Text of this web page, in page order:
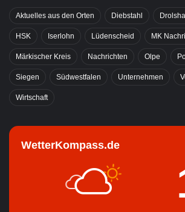
Aktuelles aus den Orten Diebstahl
HSK Iserlohn Lüdenscheid MK
Märkischer Kreis Nachrichten Olpe
Siegen Südwestfalen Unternehmen
Wirtschaft
WetterKompass.de